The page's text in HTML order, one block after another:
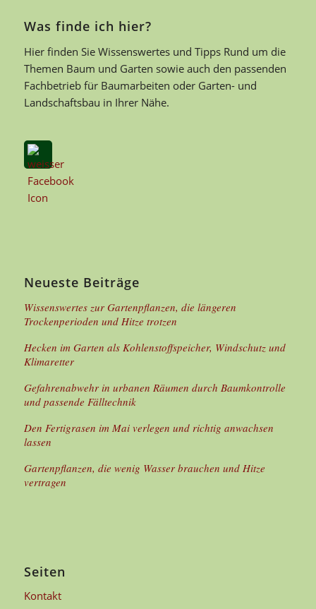
Was finde ich hier?
Hier finden Sie Wissenswertes und Tipps Rund um die
Themen Baum und Garten sowie auch den passenden
Fachbetrieb für Baumarbeiten oder Garten- und
Landschaftsbau in Ihrer Nähe.
Neueste Beiträge
Wissenswertes zur Gartenpflanzen, die längeren
Trockenperioden und Hitze trotzen
Hecken im Garten als Kohlenstoffspeicher, Windschutz und
Klimaretter
Gefahrenabwehr in urbanen Räumen durch Baumkontrolle
und passende Fälltechnik
Den Fertigrasen im Mai verlegen und richtig anwachsen
lassen
Gartenpflanzen, die wenig Wasser brauchen und Hitze
vertragen
Seiten
Kontakt